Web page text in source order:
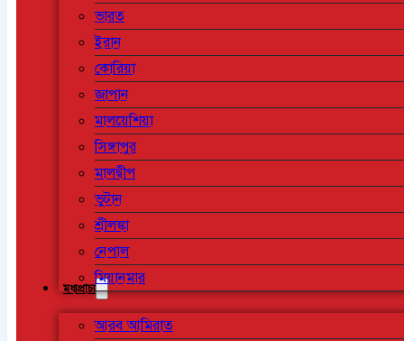
ভারত
ইরান
কোরিয়া
জাপান
মালয়েশিয়া
সিঙ্গাপুর
মালদ্বীপ
ভুটান
শ্রীলঙ্কা
নেপাল
মিয়ানমার
মধ্যপ্রাচ্য
আরব আমিরাত